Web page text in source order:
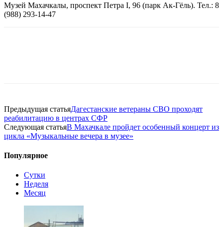
Музей Махачкалы, проспект Петра I, 96 (парк Ак-Гёль). Тел.: 8
(988) 293-14-47
Предыдущая статьяДагестанские ветераны СВО проходят
реабилитацию в центрах СФР
Следующая статьяВ Махачкале пройдет особенный концерт из
цикла «Музыкальные вечера в музее»
Популярное
Сутки
Неделя
Месяц